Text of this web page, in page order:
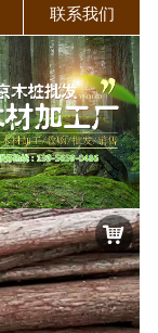
联系我们
낙